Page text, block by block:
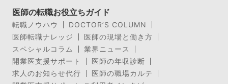
医師の転職お役立ちガイド
転職ノウハウ
DOCTOR’S COLUMN
医師転職ナレッジ
医師の現場と働き方
スペシャルコラム
業界ニュース
開業医支援サポート
医師の年収診断
求人のお知らせ代行
医師の職場カルテ